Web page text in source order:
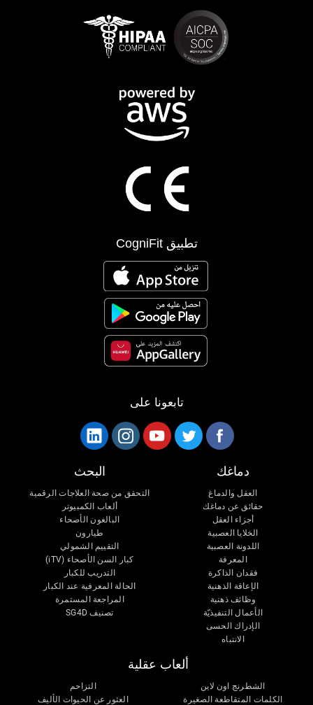
تطبيق CogniFit
تابعونا على
دماغك
العقل والدماغ
حقائق عن دماغك
أجزاء العقل
الخلايا العصبية
اللدونة العصبية
المعرفة
فقدان الذاكرة
الإعاقة الذهنية
وظائف ذهنية
الأعمال التنفيذيّة
الإدراك الحسى
الانتباه
البحث
التحقق من صحة العلاجات الرقمية
ألعاب الكمبيوتر
البالغون الأصحاء
طيارون
التقييم الشمولي
كبار السن الأصحاء (iTV)
التدريب للكبار
الحالة المعرفية عند الكبار
المراجعة المستمرة
تصنيف SG4D
ألعاب عقلية
الشطرنج اون لاين
الكلمات المتقاطعة الصغيرة
التزاحم
العثور عن الحيوات الأليف